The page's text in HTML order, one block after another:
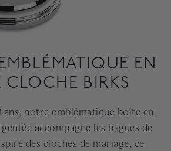
EN
CLOCHE BIRKS
ans, notre emblématique boîte en
accompagne les bagues de
des cloches de mariage, ce